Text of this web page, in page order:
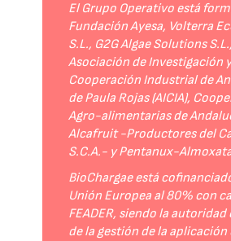
El Grupo Operativo está
Fundación Ayesa, Volterra
S.L., G2G Algae Solutions
Asociación de Investigación y
Cooperación Industrial de
de Paula Rojas (AICIA),
Agro-alimentarias de
Alcafruit -Productores del
S.C.A.- y Pentanux-
BioChargae está
Unión Europea al 80% con
FEADER, siendo la autoridad
de la gestión de la aplicación